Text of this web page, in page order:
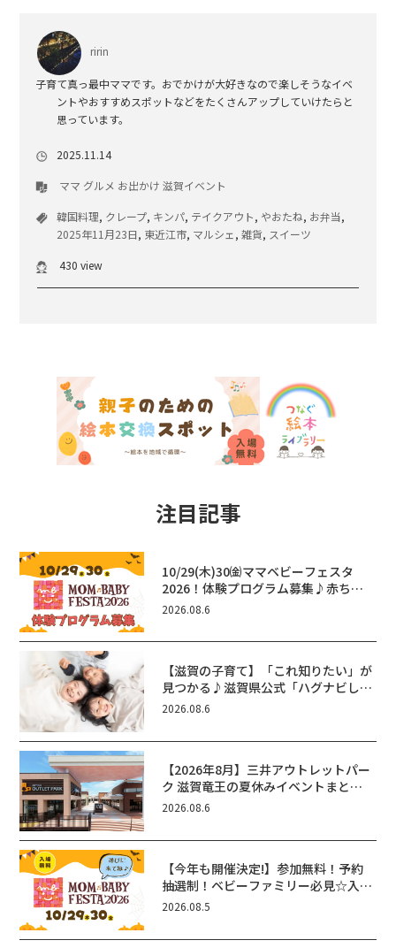
ririn
子育て真っ最中ママです。おでかけが大好きなので楽しそうなイベ
ントやおすすめスポットなどをたくさんアップしていけたらと
思っています。
2025.11.14
ママ グルメ お出かけ 滋賀イベント
韓国料理, クレープ, キンパ, テイクアウト, やおたね, お弁当,
2025年11月23日, 東近江市, マルシェ ,雑貨, スイーツ
430 view
注目記事
10/29(木)30㈮ママベビーフェスタ
2026！体験プログラム募集♪赤ちゃ
ん向けイベントに出演しませんか？
2026.08.6
【滋賀の子育て】「これ知りたい」が
見つかる♪滋賀県公式「ハグナビし
が」使ってる？おでかけ・制度・子育
2026.08.6
【2026年8月】三井アウトレットパー
ク 滋賀竜王の夏休みイベントまと
め！びしょぬれ水あそび・激辛グル
ん！
2026.08.6
【今年も開催決定!】参加無料！予約
抽選制！ベビーファミリー必見☆入場
無料☆10/29(木)30(金)ママベビーフ
エリ守山
2026.08.5